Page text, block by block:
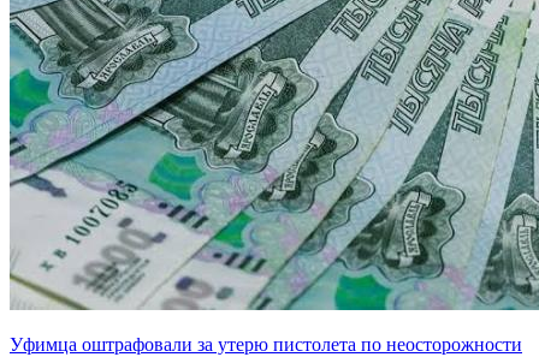
Уфимца оштрафовали за утерю пистолета по неосторожности